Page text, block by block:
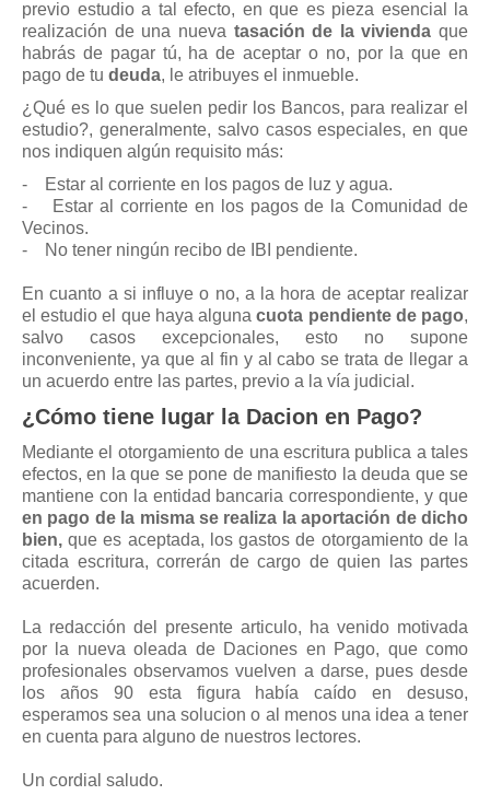
Mis boletines
previo estudio a tal efecto, en que es pieza esencial la
realización de una nueva tasación de la vivienda que
habrás de pagar tú, ha de aceptar o no, por la que en
pago de tu deuda, le atribuyes el inmueble.
¿Qué es lo que suelen pedir los Bancos, para realizar el
estudio?, generalmente, salvo casos especiales, en que
nos indiquen algún requisito más:
- Estar al corriente en los pagos de luz y agua.
- Estar al corriente en los pagos de la Comunidad de
Vecinos.
- No tener ningún recibo de IBI pendiente.
En cuanto a si influye o no, a la hora de aceptar realizar
el estudio el que haya algunacuota pendiente de pago,
salvo casos excepcionales, esto no supone
inconveniente, ya que al fin y al cabo se trata de llegar a
un acuerdo entre las partes, previo a la vía judicial.
¿Cómo tiene lugar la Dacion en Pago?
Mediante el otorgamiento de una escritura publica a tales
efectos, en la que se pone de manifiesto la deuda que se
mantiene con la entidad bancaria correspondiente, y que
en pago de la misma se realiza la aportación de dicho
bien, que es aceptada, los gastos de otorgamiento de la
citada escritura, correrán de cargo de quien las partes
acuerden.
La redacción del presente articulo, ha venido motivada
por la nueva oleada de Daciones en Pago, que como
profesionales observamos vuelven a darse, pues desde
los años 90 esta figura había caído en desuso,
esperamos sea una solucion o al menos una idea a tener
en cuenta para alguno de nuestros lectores.
Un cordial saludo.